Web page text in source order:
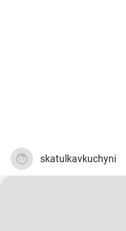
skatulkavkuchyni